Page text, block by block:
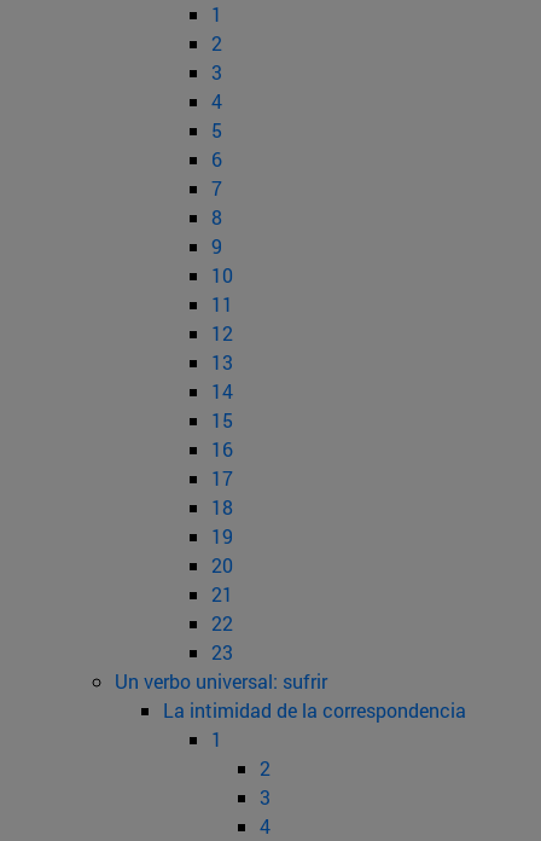
1
2
3
4
5
6
7
8
9
10
11
12
13
14
15
16
17
18
19
20
21
22
23
Un verbo universal: sufrir
La intimidad de la correspondencia
1
2
3
4